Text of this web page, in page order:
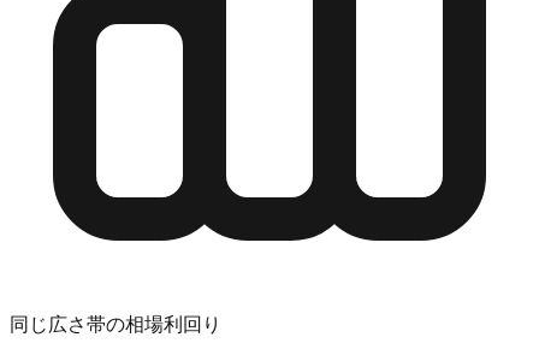
同じ広さ帯の相場利回り